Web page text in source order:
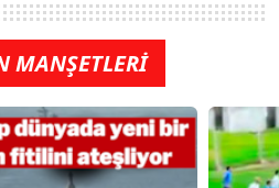
MANŞETLERİ